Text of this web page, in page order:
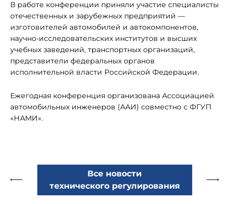
В работе конференции приняли участие специалисты
отечественных и зарубежных предприятий —
изготовителей автомобилей и автокомпонентов,
научно-исследовательских институтов и высших
учебных заведений, транспортных организаций,
представители федеральных органов
исполнительной власти Российской Федерации.
Ежегодная конференция организована Ассоциацией
автомобильных инженеров (ААИ) совместно с ФГУП
«НАМИ».
Все новости
технического регулирования